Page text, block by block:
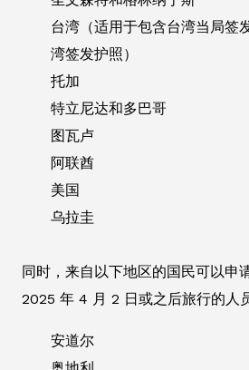
台湾（适用于包含台湾当局签
湾签发护照）
托加
特立尼达和多巴哥
图瓦卢
阿联酋
美国
乌拉圭
同时，来自以下地区的国民可以申
2025 年 4 月 2 日或之后旅行的人
安道尔